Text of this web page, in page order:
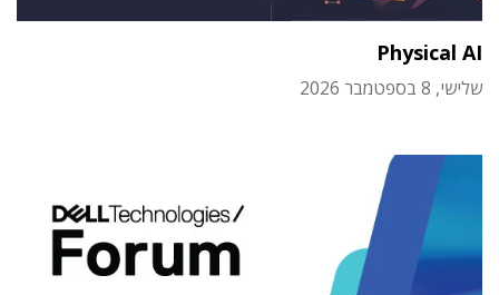
Physical AI
שלישי, 8 בספטמבר 2026